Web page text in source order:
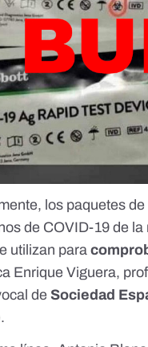
los paquetes
de COVID-19 de la
utilizan para
Enrique Viguera,
deSociedad